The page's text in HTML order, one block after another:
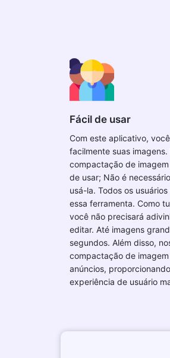
Fácil de usar
Com este aplicativo,
facilmente suas
compactação de
de usar; Não é
usá-la. Todos os
essa ferramenta. Como
você não precisará
editar. Até imagens
segundos. Além disso,
compactação de
anúncios,
experiência de usuário